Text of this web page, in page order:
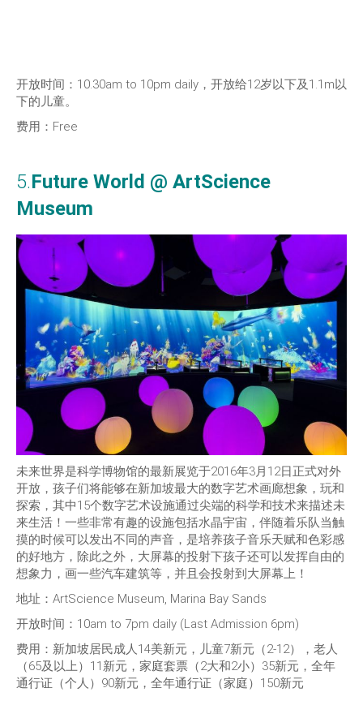
开放时间：10.30am to 10pm daily，开放给12岁以下及1.1m以
下的儿童。
费用：Free
5.Future World @ ArtScience
Museum
未来世界是科学博物馆的最新展览于2016年3月12日正式对外
开放，孩子们将能够在新加坡最大的数字艺术画廊想象，玩和
探索，其中15个数字艺术设施通过尖端的科学和技术来描述未
来生活！一些非常有趣的设施包括水晶宇宙，伴随着乐队当触
摸的时候可以发出不同的声音，是培养孩子音乐天赋和色彩感
的好地方，除此之外，大屏幕的投射下孩子还可以发挥自由的
想象力，画一些汽车建筑等，并且会投射到大屏幕上！
地址：ArtScience Museum, Marina Bay Sands
开放时间：10am to 7pm daily (Last Admission 6pm)
费用：新加坡居民成人14美新元，儿童7新元（2-12），老人
（65及以上）11新元，家庭套票（2大和2小）35新元，全年
通行证（个人）90新元，全年通行证（家庭）150新元